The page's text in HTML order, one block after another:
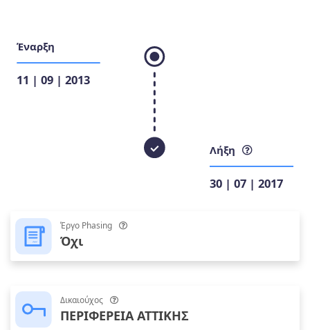
Έναρξη
11 | 09 | 2013
Λήξη
30 | 07 | 2017
Έργο Phasing
Όχι
Δικαιούχος
ΠΕΡΙΦΕΡΕΙΑ ΑΤΤΙΚΗΣ